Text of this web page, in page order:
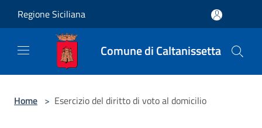
Regione Siciliana
Comune di Caltanissetta
Home > Esercizio del diritto di voto al domicilio